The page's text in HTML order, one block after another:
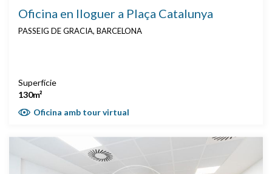
Oficina en lloguer a Plaça Catalunya
PASSEIG DE GRACIA, BARCELONA
Superfície
130m²
Oficina amb tour virtual